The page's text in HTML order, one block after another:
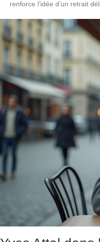
renforce l’idée d’un retrait